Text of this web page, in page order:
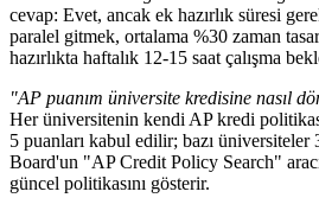
cevap: Evet, ancak ek hazırlık süresi
paralel gitmek, ortalama %30 zaman
hazırlıkta haftalık 12-15 saat çalışma
"AP puanım üniversite kredisine nasıl
Her üniversitenin kendi AP kredi
5 puanları kabul edilir; bazı üniversiteler
Board'un "AP Credit Policy Search"
güncel politikasını gösterir.